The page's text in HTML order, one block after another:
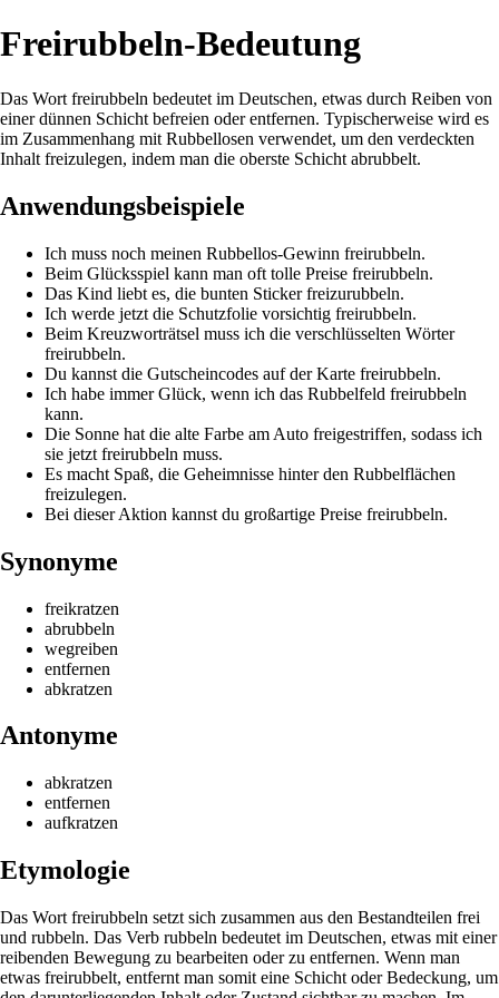
Freirubbeln-Bedeutung
Das Wort freirubbeln bedeutet im Deutschen, etwas durch Reiben von
einer dünnen Schicht befreien oder entfernen. Typischerweise wird es
im Zusammenhang mit Rubbellosen verwendet, um den verdeckten
Inhalt freizulegen, indem man die oberste Schicht abrubbelt.
Anwendungsbeispiele
Ich muss noch meinen Rubbellos-Gewinn freirubbeln.
Beim Glücksspiel kann man oft tolle Preise freirubbeln.
Das Kind liebt es, die bunten Sticker freizurubbeln.
Ich werde jetzt die Schutzfolie vorsichtig freirubbeln.
Beim Kreuzworträtsel muss ich die verschlüsselten Wörter
freirubbeln.
Du kannst die Gutscheincodes auf der Karte freirubbeln.
Ich habe immer Glück, wenn ich das Rubbelfeld freirubbeln
kann.
Die Sonne hat die alte Farbe am Auto freigestriffen, sodass ich
sie jetzt freirubbeln muss.
Es macht Spaß, die Geheimnisse hinter den Rubbelflächen
freizulegen.
Bei dieser Aktion kannst du großartige Preise freirubbeln.
Synonyme
freikratzen
abrubbeln
wegreiben
entfernen
abkratzen
Antonyme
abkratzen
entfernen
aufkratzen
Etymologie
Das Wort freirubbeln setzt sich zusammen aus den Bestandteilen frei
und rubbeln. Das Verb rubbeln bedeutet im Deutschen, etwas mit einer
reibenden Bewegung zu bearbeiten oder zu entfernen. Wenn man
etwas freirubbelt, entfernt man somit eine Schicht oder Bedeckung, um